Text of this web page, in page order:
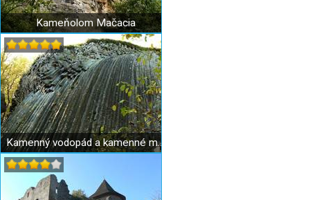
Kameňolom Mačacia
Kamenný vodopád a kamenné more Šomoška